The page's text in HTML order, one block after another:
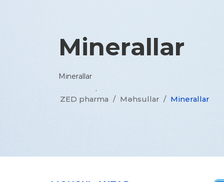
Minerallar
Minerallar
ZED pharma / Məhsullar / Minerallar